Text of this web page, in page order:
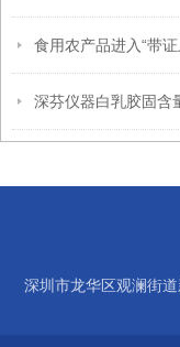
深芬仪器白乳胶固含
深圳市龙华区观澜街